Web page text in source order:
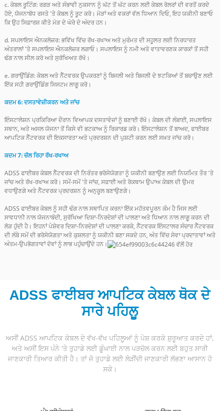
c. ਕੇਬਲ ਰੂਟਿੰਗ: ਰਗੜ ਅਤੇ ਸੰਭਾਵੀ ਨੁਕਸਾਨ ਨੂੰ ਘੱਟ ਤੋਂ ਘੱਟ ਕਰਨ ਲਈ ਕੇਬਲ ਰੋਲਰਾਂ ਦੀ ਵਰਤੋਂ ਕਰਦੇ
ਹੋਏ, ਯੋਜਨਾਬੱਧ ਰਸਤੇ 'ਤੇ ਕੇਬਲ ਨੂੰ ਰੂਟ ਕਰੋ। ਮੋੜਾਂ ਅਤੇ ਵਕਰਾਂ ਵੱਲ ਧਿਆਨ ਦਿਓ, ਇਹ ਯਕੀਨੀ ਬਣਾਓ
ਕਿ ਉਹ ਸਿਫ਼ਾਰਸ਼ ਕੀਤੇ ਮੋੜ ਦੇ ਘੇਰੇ ਦੇ ਅੰਦਰ ਹਨ।
d. ਸਪਲਾਇਸ ਐਨਕਲੋਜ਼ਰ: ਭਵਿੱਖ ਵਿੱਚ ਰੱਖ-ਰਖਾਅ ਅਤੇ ਮੁਰੰਮਤ ਦੀ ਸਹੂਲਤ ਲਈ ਨਿਰਧਾਰਤ
ਅੰਤਰਾਲਾਂ 'ਤੇ ਸਪਲਾਇਸ ਐਨਕਲੋਜ਼ਰ ਲਗਾਓ। ਸਪਲਾਇਸ ਨੂੰ ਨਮੀ ਅਤੇ ਵਾਤਾਵਰਣਕ ਕਾਰਕਾਂ ਤੋਂ ਸਹੀ
ਢੰਗ ਨਾਲ ਸੀਲ ਕਰੋ ਅਤੇ ਸੁਰੱਖਿਅਤ ਰੱਖੋ।
e. ਗਰਾਉਂਡਿੰਗ: ਕੇਬਲ ਅਤੇ ਨੈੱਟਵਰਕ ਉਪਕਰਣਾਂ ਨੂੰ ਬਿਜਲੀ ਅਤੇ ਬਿਜਲੀ ਦੇ ਝਟਕਿਆਂ ਤੋਂ ਬਚਾਉਣ ਲਈ
ਇੱਕ ਸਹੀ ਗਰਾਉਂਡਿੰਗ ਸਿਸਟਮ ਲਾਗੂ ਕਰੋ।
ਕਦਮ 6: ਦਸਤਾਵੇਜ਼ੀਕਰਨ ਅਤੇ ਜਾਂਚ
ਇੰਸਟਾਲੇਸ਼ਨ ਪ੍ਰਕਿਰਿਆ ਦੌਰਾਨ ਵਿਆਪਕ ਦਸਤਾਵੇਜ਼ਾਂ ਨੂੰ ਬਣਾਈ ਰੱਖੋ। ਕੇਬਲ ਦੀ ਲੰਬਾਈ, ਸਪਲਾਇਸ
ਸਥਾਨ, ਅਤੇ ਅਸਲ ਯੋਜਨਾ ਤੋਂ ਕਿਸੇ ਵੀ ਭਟਕਾਅ ਨੂੰ ਰਿਕਾਰਡ ਕਰੋ। ਇੰਸਟਾਲੇਸ਼ਨ ਤੋਂ ਬਾਅਦ, ਫਾਈਬਰ
ਆਪਟਿਕ ਨੈੱਟਵਰਕ ਦੀ ਇਕਸਾਰਤਾ ਅਤੇ ਪ੍ਰਦਰਸ਼ਨ ਦੀ ਪੁਸ਼ਟੀ ਕਰਨ ਲਈ ਸਖ਼ਤ ਜਾਂਚ ਕਰੋ।
ਕਦਮ 7: ਚੱਲ ਰਿਹਾ ਰੱਖ-ਰਖਾਅ
ADSS ਫਾਈਬਰ ਕੇਬਲ ਨੈੱਟਵਰਕ ਦੀ ਨਿਰੰਤਰ ਭਰੋਸੇਯੋਗਤਾ ਨੂੰ ਯਕੀਨੀ ਬਣਾਉਣ ਲਈ ਨਿਯਮਿਤ ਤੌਰ 'ਤੇ
ਜਾਂਚ ਅਤੇ ਰੱਖ-ਰਖਾਅ ਕਰੋ। ਸਮੇਂ-ਸਮੇਂ 'ਤੇ ਜਾਂਚ, ਸਫਾਈ ਅਤੇ ਰੋਕਥਾਮ ਉਪਾਅ ਕੇਬਲ ਦੀ ਉਮਰ
ਵਧਾਉਣਗੇ ਅਤੇ ਨੈੱਟਵਰਕ ਪ੍ਰਦਰਸ਼ਨ ਨੂੰ ਅਨੁਕੂਲ ਬਣਾਉਣਗੇ।
ADSS ਫਾਈਬਰ ਕੇਬਲ ਨੂੰ ਸਹੀ ਢੰਗ ਨਾਲ ਸਥਾਪਿਤ ਕਰਨਾ ਇੱਕ ਮਹੱਤਵਪੂਰਨ ਕੰਮ ਹੈ ਜਿਸ ਲਈ
ਸਾਵਧਾਨੀ ਨਾਲ ਯੋਜਨਾਬੰਦੀ, ਸੁਰੱਖਿਆ ਦਿਸ਼ਾ-ਨਿਰਦੇਸ਼ਾਂ ਦੀ ਪਾਲਣਾ ਅਤੇ ਧਿਆਨ ਨਾਲ ਲਾਗੂ ਕਰਨ ਦੀ
ਲੋੜ ਹੁੰਦੀ ਹੈ। ਇਹਨਾਂ ਪੇਸ਼ੇਵਰ ਦਿਸ਼ਾ-ਨਿਰਦੇਸ਼ਾਂ ਦੀ ਪਾਲਣਾ ਕਰਕੇ, ਨੈੱਟਵਰਕ ਇੰਸਟਾਲਰ ਸੰਚਾਰ ਨੈੱਟਵਰਕ
ਦੀ ਲੰਬੇ ਸਮੇਂ ਦੀ ਭਰੋਸੇਯੋਗਤਾ ਅਤੇ ਕੁਸ਼ਲਤਾ ਨੂੰ ਯਕੀਨੀ ਬਣਾ ਸਕਦੇ ਹਨ, ਅੰਤ ਵਿੱਚ ਸੇਵਾ ਪ੍ਰਦਾਤਾਵਾਂ ਅਤੇ
ਅੰਤਮ-ਉਪਭੋਗਤਾਵਾਂ ਦੋਵਾਂ ਨੂੰ ਲਾਭ ਪਹੁੰਚਾਉਂਦੇ ਹਨ।
ADSS ਫਾਈਬਰ ਆਪਟਿਕ ਕੇਬਲ ਥੋਕ ਦੇ
ਸਾਰੇ ਪਹਿਲੂ
ਅਸੀਂ ADSS ਆਪਟਿਕ ਕੇਬਲ ਦੇ ਵੱਖ-ਵੱਖ ਪਹਿਲੂਆਂ ਨੂੰ ਪੇਸ਼ ਕਰਕੇ ਸ਼ੁਰੂਆਤ ਕਰਦੇ ਹਾਂ,
ਅਤੇ ਅਸੀਂ ਇਸ ਪੰਨੇ 'ਤੇ ਤੁਹਾਡੇ ਲਈ ਡੂੰਘਾਈ ਨਾਲ ਪੜਚੋਲ ਕਰਨ ਲਈ ਬਹੁਤ ਸਾਰੀ
ਜਾਣਕਾਰੀ ਤਿਆਰ ਕੀਤੀ ਹੈ। ਤਾਂ ਜੋ ਤੁਹਾਡੇ ਲਈ ਲੋੜੀਂਦੀ ਜਾਣਕਾਰੀ ਲੱਭਣਾ ਆਸਾਨ ਹੋ
ਸਕੇ।